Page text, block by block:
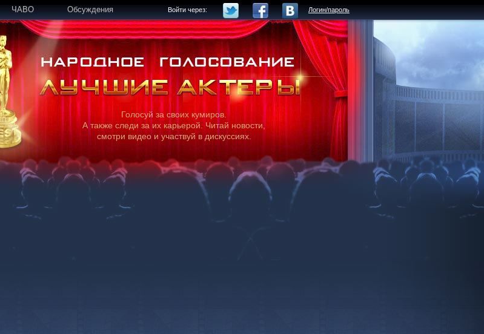
ЧАВО Обсуждения Войти через: Логин/пароль
Голосуй за своих кумиров.
А также следи за их карьерой. Читай новости,
смотри видео и участвуй в дискуссиях.